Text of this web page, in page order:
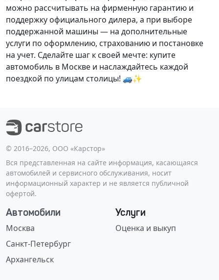
можно рассчитывать на фирменную гарантию и
поддержку официального дилера, а при выборе
поддержанной машины — на дополнительные
услуги по оформлению, страхованию и постановке
на учет. Сделайте шаг к своей мечте: купите
автомобиль в Москве и наслаждайтесь каждой
поездкой по улицам столицы! 🚙✨
©️ 2016–2026, ООО «Карстор»
Вся представленная на сайте информация, касающаяся
автомобилей и сервисного обслуживания, носит
информационный характер и не является публичной
офертой.
Автомобили
Москва
Санкт-Петербург
Архангельск
Услуги
Оценка и выкуп